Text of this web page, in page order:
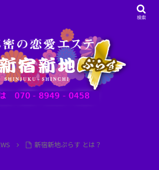
新宿新地ぷらす とは？
検索